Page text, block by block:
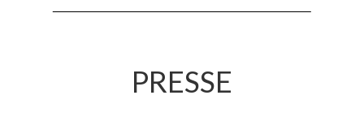
Tagesfahrt 2017PRESSE